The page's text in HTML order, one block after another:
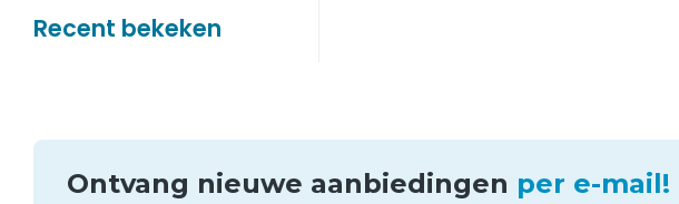
Recent bekeken
Ontvang nieuwe aanbiedingen per e-mail!